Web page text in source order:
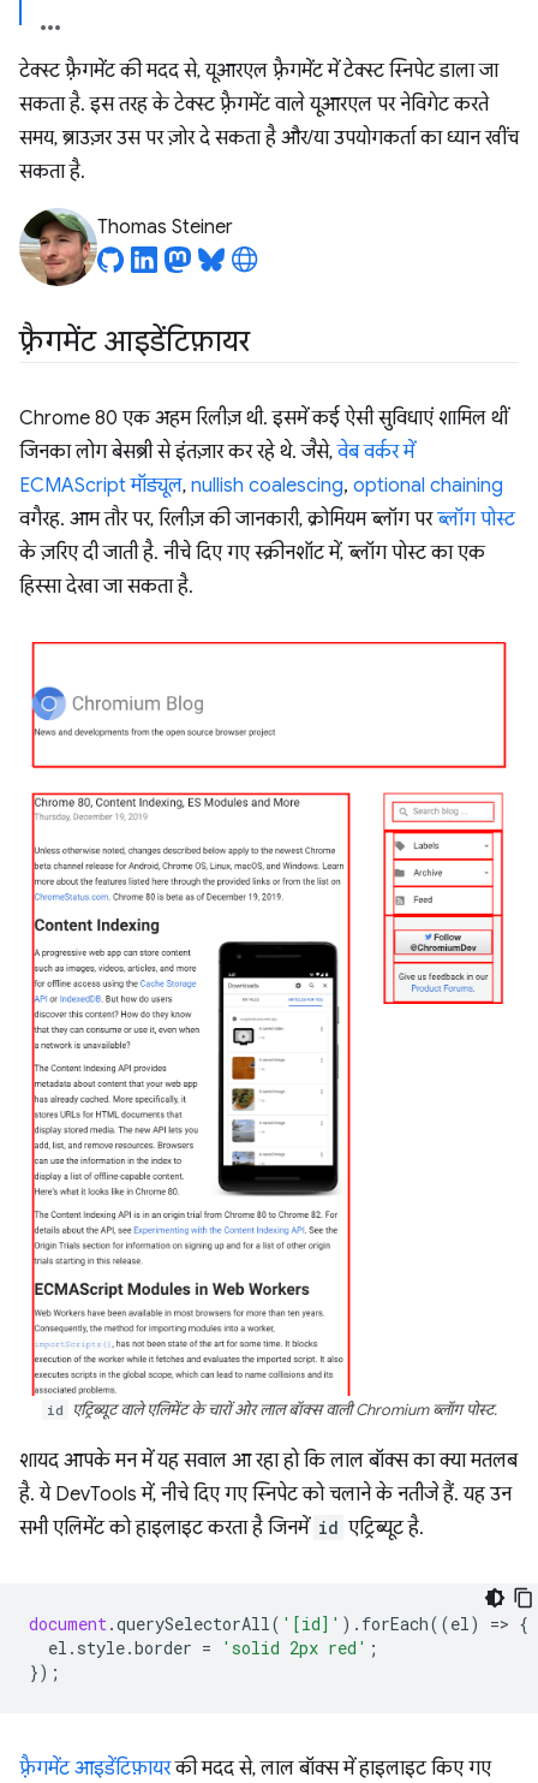
टेक्स्ट फ़्रैगमेंट की मदद से, यूआरएल फ़्रैगमेंट में टेक्स्ट स्निपेट डाला जा
सकता है. इस तरह के टेक्स्ट फ़्रैगमेंट वाले यूआरएल पर नेविगेट करते
समय, ब्राउज़र उस पर ज़ोर दे सकता है और/या उपयोगकर्ता का ध्यान खींच
सकता है.
Thomas Steiner
फ़्रैगमेंट आइडेंटिफ़ायर
Chrome 80 एक अहम रिलीज़ थी. इसमें कई ऐसी सुविधाएं शामिल थीं
जिनका लोग बेसब्री से इंतज़ार कर रहे थे. जैसे,वेब वर्कर में
ECMAScript मॉड्यूल, nullish coalescing, optional chaining
वगैरह. आम तौर पर, रिलीज़ की जानकारी, क्रोमियम ब्लॉग परब्लॉग पोस्ट
के ज़रिए दी जाती है. नीचे दिए गए स्क्रीनशॉट में, ब्लॉग पोस्ट का एक
हिस्सा देखा जा सकता है.
id एट्रिब्यूट वाले एलिमेंट के चारों ओर लाल बॉक्स वाली Chromium ब्लॉग पोस्ट.
शायद आपके मन में यह सवाल आ रहा हो कि लाल बॉक्स का क्या मतलब
है. ये DevTools में, नीचे दिए गए स्निपेट को चलाने के नतीजे हैं. यह उन
सभी एलिमेंट को हाइलाइट करता है जिनमें id एट्रिब्यूट है.
document.querySelectorAll( '[id]' ). forEach((el) => {
el . style.border = 'solid 2px red' ;
});
फ़्रैगमेंट आइडेंटिफ़ायरकी मदद से, लाल बॉक्स में हाइलाइट किए गए